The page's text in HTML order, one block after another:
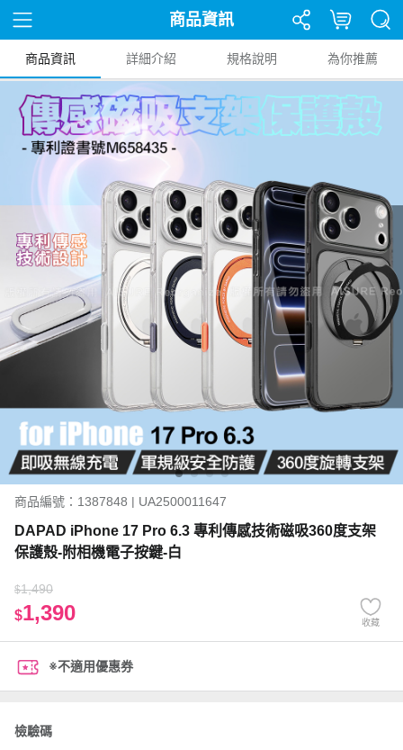
商品資訊
商品資訊 詳細介紹 規格說明 為你推薦
商品編號：1387848 | UA2500011647
DAPAD iPhone 17 Pro 6.3 專利傳感技術磁吸360度支架
保護殼-附相機電子按鍵-白
$1,490
$1,390 收藏
※不適用優惠券
檢驗碼